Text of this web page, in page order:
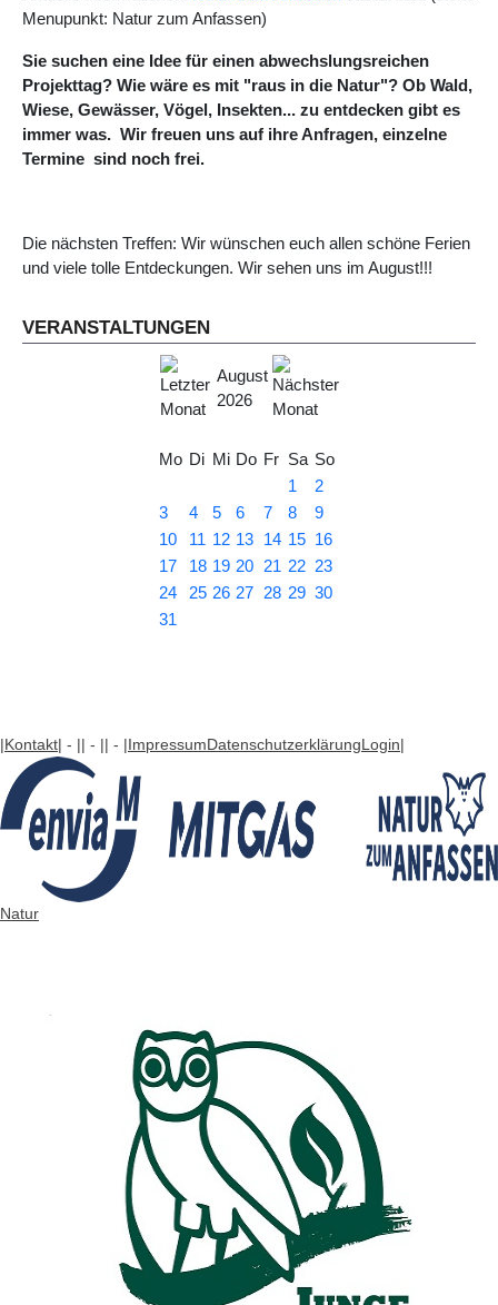
Menupunkt: Natur zum Anfassen)
Sie suchen eine Idee für einen abwechslungsreichen
Projekttag? Wie wäre es mit "raus in die Natur"? Ob Wald,
Wiese, Gewässer, Vögel, Insekten... zu entdecken gibt es
immer was. Wir freuen uns auf ihre Anfragen, einzelne
Termine sind noch frei.
Die nächsten Treffen: Wir wünschen euch allen schöne Ferien
und viele tolle Entdeckungen. Wir sehen uns im August!!!
VERANSTALTUNGEN
August
2026
Mo Di Mi Do Fr Sa So
1
2
3
4 5 6 7 8
9
10
11 12 13 14 15 16
17
18 19 20 21 22 23
24
25 26 27 28 29 30
31
|Kontakt| - || - || - |ImpressumDatenschutzerklärungLogin|
Natur